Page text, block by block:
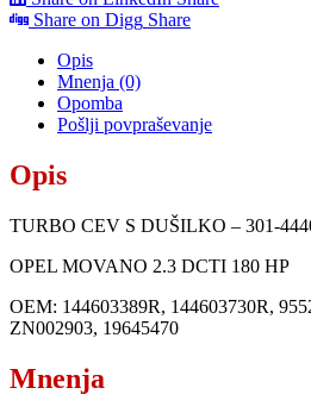
Share on Digg Share
Opis
Mnenja (0)
Opomba
Pošlji povpraševanje
Opis
TURBO CEV S DUŠILKO – 301-
OPEL MOVANO 2.3 DCTI 180 HP
OEM: 144603389R, 144603730R,
ZN002903, 19645470
Mnenja